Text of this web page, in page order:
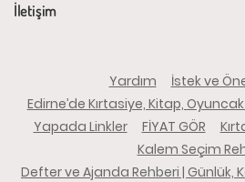
İletişim
Yardım
İstek ve
Edirne’de Kırtasiye, Kitap,
Yapada Linkler
FİYAT GÖR
Kalem Seçim
Defter ve Ajanda Rehberi | Günlük,